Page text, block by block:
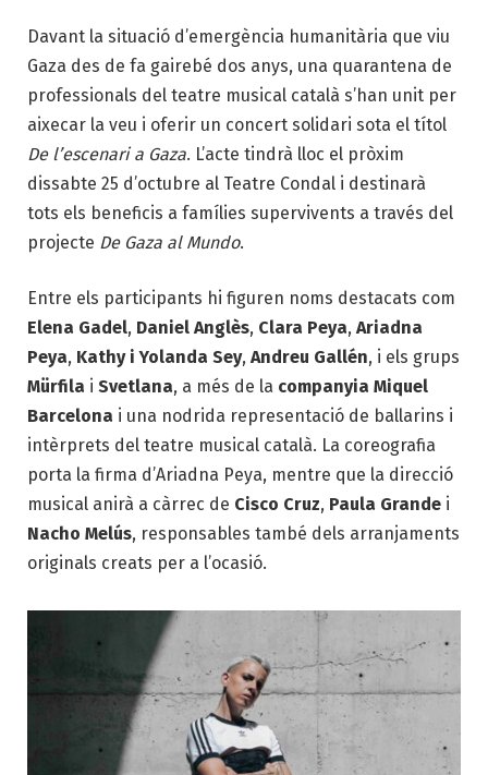
Davant la situació d’emergència humanitària que viu
Gaza des de fa gairebé dos anys, una quarantena de
professionals del teatre musical català s’han unit per
aixecar la veu i oferir un concert solidari sota el títol
De l’escenari a Gaza. L’acte tindrà lloc el pròxim
dissabte 25 d’octubre al Teatre Condal i destinarà
tots els beneficis a famílies supervivents a través del
projecte De Gaza al Mundo.
Entre els participants hi figuren noms destacats com
Elena Gadel, Daniel Anglès, Clara Peya, Ariadna
Peya, Kathy i Yolanda Sey, Andreu Gallén, i els grups
Mürfila i Svetlana, a més de la companyia Miquel
Barcelona i una nodrida representació de ballarins i
intèrprets del teatre musical català. La coreografia
porta la firma d’Ariadna Peya, mentre que la direcció
musical anirà a càrrec de Cisco Cruz, Paula Grande i
Nacho Melús, responsables també dels arranjaments
originals creats per a l’ocasió.